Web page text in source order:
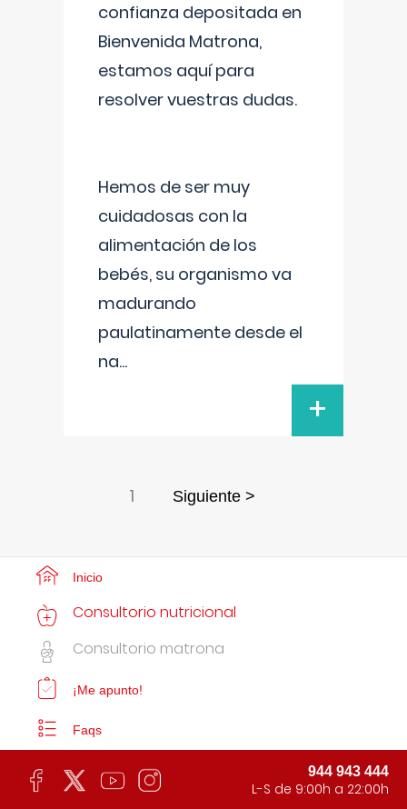
confianza depositada en
Bienvenida Matrona,
estamos aquí para
resolver vuestras dudas.
Hemos de ser muy
cuidadosas con la
alimentación de los
bebés, su organismo va
madurando
paulatinamente desde el
na...
+
1 Siguiente >
Inicio
Consultorio nutricional
Consultorio matrona
¡Me apunto!
Faqs
944 943 444
L-S de 9:00h a 22:00h